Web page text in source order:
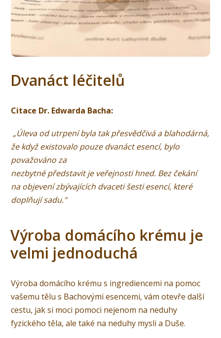
Dvanáct léčitelů
Citace Dr. Edwarda Bacha:
„Úleva od utrpení byla tak přesvědčivá a blahodárná,
že když existovalo pouze dvanáct esencí, bylo
považováno za
nezbytné představit je veřejnosti hned. Bez čekání
na objevení zbývajících dvaceti šesti esencí, které
doplňují sadu."
Výroba domácího krému je
velmi jednoduchá
Výroba domácího krému s ingrediencemi na pomoc
vašemu tělu s Bachovými esencemi, vám otevře další
cestu, jak si moci pomoci nejenom na neduhy
fyzického těla, ale také na neduhy mysli a Duše.